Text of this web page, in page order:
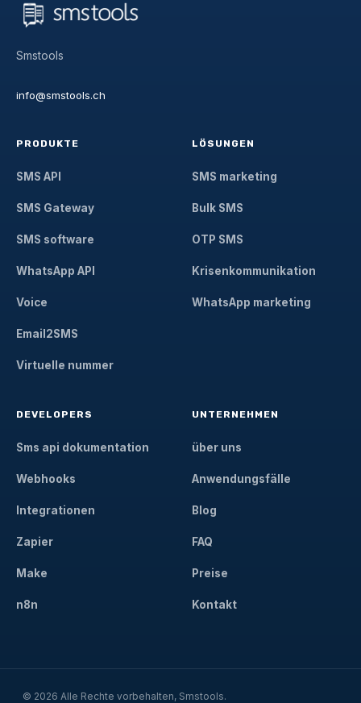
Smstools
info@smstools.ch
PRODUKTE
SMS API
SMS Gateway
SMS software
WhatsApp API
Voice
Email2SMS
Virtuelle nummer
LÖSUNGEN
SMS marketing
Bulk SMS
OTP SMS
Krisenkommunikation
WhatsApp marketing
DEVELOPERS
Sms api dokumentation
Webhooks
Integrationen
Zapier
Make
n8n
UNTERNEHMEN
über uns
Anwendungsfälle
Blog
FAQ
Preise
Kontakt
© 2026 Alle Rechte vorbehalten, Smstools.